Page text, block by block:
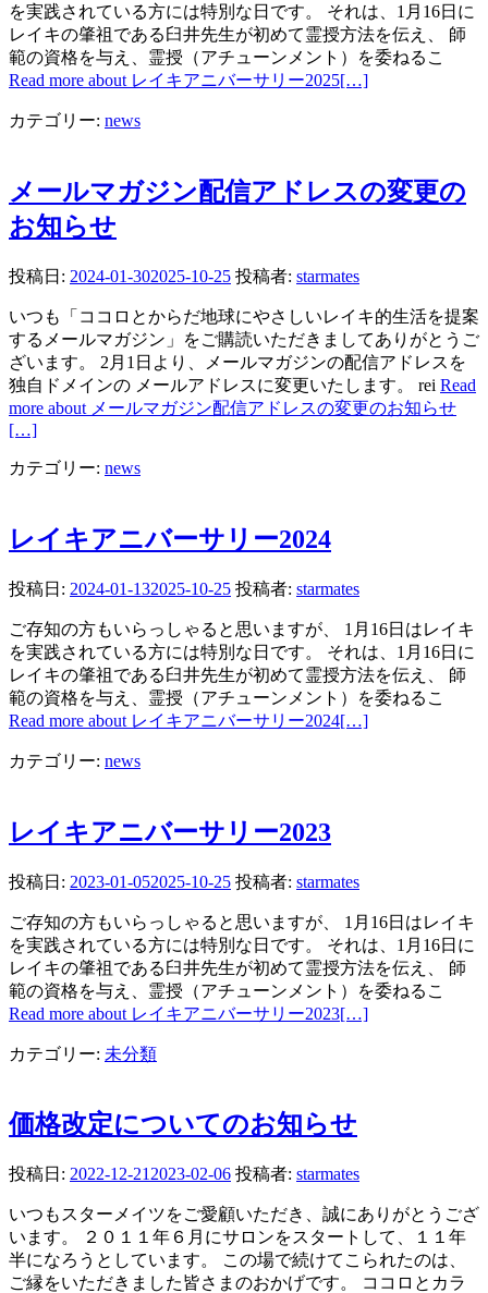
を実践されている方には特別な日です。 それは、1月16日に
レイキの肇祖である臼井先生が初めて霊授方法を伝え、 師
範の資格を与え、霊授（アチューンメント）を委ねるこ
Read more about レイキアニバーサリー2025[…]
カテゴリー: news
メールマガジン配信アドレスの変更の
お知らせ
投稿日: 2024-01-302025-10-25 投稿者: starmates
いつも「ココロとからだ地球にやさしいレイキ的生活を提案
するメールマガジン」をご購読いただきましてありがとうご
ざいます。 2月1日より、メールマガジンの配信アドレスを
独自ドメインの メールアドレスに変更いたします。 rei Read
more about メールマガジン配信アドレスの変更のお知らせ
[…]
カテゴリー: news
レイキアニバーサリー2024
投稿日: 2024-01-132025-10-25 投稿者: starmates
ご存知の方もいらっしゃると思いますが、 1月16日はレイキ
を実践されている方には特別な日です。 それは、1月16日に
レイキの肇祖である臼井先生が初めて霊授方法を伝え、 師
範の資格を与え、霊授（アチューンメント）を委ねるこ
Read more about レイキアニバーサリー2024[…]
カテゴリー: news
レイキアニバーサリー2023
投稿日: 2023-01-052025-10-25 投稿者: starmates
ご存知の方もいらっしゃると思いますが、 1月16日はレイキ
を実践されている方には特別な日です。 それは、1月16日に
レイキの肇祖である臼井先生が初めて霊授方法を伝え、 師
範の資格を与え、霊授（アチューンメント）を委ねるこ
Read more about レイキアニバーサリー2023[…]
カテゴリー: 未分類
価格改定についてのお知らせ
投稿日: 2022-12-21 2023-02-06 投稿者: starmates
いつもスターメイツをご愛顧いただき、誠にありがとうござ
います。 ２０１１年６月にサロンをスタートして、１１年
半になろうとしています。 この場で続けてこられたのは、
ご縁をいただきました皆さまのおかげです。 ココロとカラ